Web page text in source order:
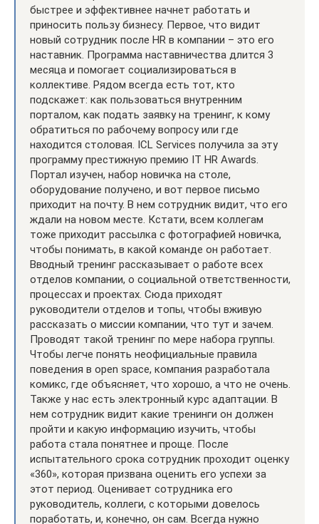
быстрее и эффективнее начнет работать и
приносить пользу бизнесу. Первое, что видит
новый сотрудник после HR в компании – это его
наставник. Программа наставничества длится 3
месяца и помогает социализироваться в
коллективе. Рядом всегда есть тот, кто
подскажет: как пользоваться внутренним
порталом, как подать заявку на тренинг, к кому
обратиться по рабочему вопросу или где
находится столовая. ICL Services получила за эту
программу престижную премию IT HR Awards.
Портал изучен, набор новичка на столе,
оборудование получено, и вот первое письмо
приходит на почту. В нем сотрудник видит, что его
ждали на новом месте. Кстати, всем коллегам
тоже приходит рассылка с фотографией новичка,
чтобы понимать, в какой команде он работает.
Вводный тренинг рассказывает о работе всех
отделов компании, о социальной ответственности,
процессах и проектах. Сюда приходят
руководители отделов и топы, чтобы вживую
рассказать о миссии компании, что тут и зачем.
Проводят такой тренинг по мере набора группы.
Чтобы легче понять неофициальные правила
поведения в open space, компания разработала
комикс, где объясняет, что хорошо, а что не очень.
Также у нас есть электронный курс адаптации. В
нем сотрудник видит какие тренинги он должен
пройти и какую информацию изучить, чтобы
работа стала понятнее и проще. После
испытательного срока сотрудник проходит оценку
«360», которая призвана оценить его успехи за
этот период. Оценивает сотрудника его
руководитель, коллеги, с которыми довелось
поработать, и, конечно, он сам. Всегда нужно